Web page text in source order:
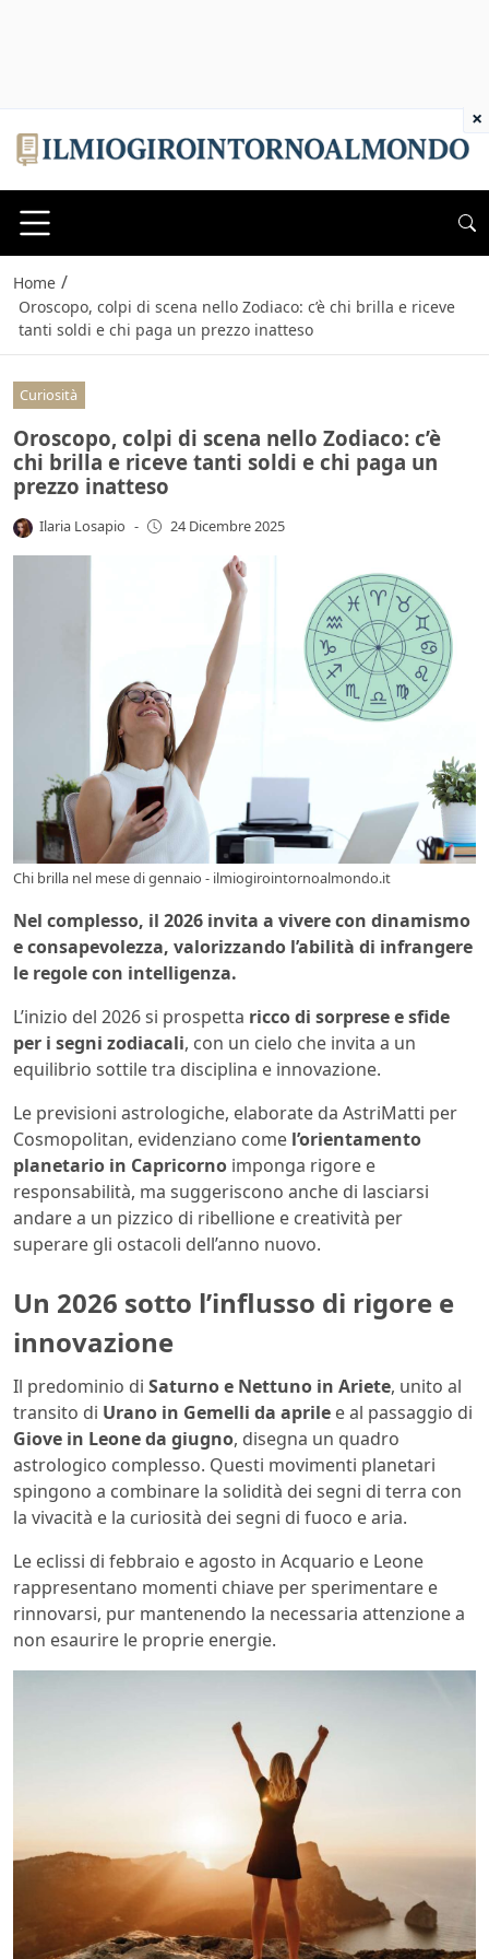
Home /
Oroscopo, colpi di scena nello Zodiaco: c’è chi brilla e riceve
tanti soldi e chi paga un prezzo inatteso
Curiosità
Oroscopo, colpi di scena nello Zodiaco: c’è
chi brilla e riceve tanti soldi e chi paga un
prezzo inatteso
Ilaria Losapio - 24 Dicembre 2025
Chi brilla nel mese di gennaio - ilmiogirointornoalmondo.it
Nel complesso, il 2026 invita a vivere con dinamismo
e consapevolezza, valorizzando l’abilità di infrangere
le regole con intelligenza.
L’inizio del 2026 si prospetta ricco di sorprese e sfide
per i segni zodiacali, con un cielo che invita a un
equilibrio sottile tra disciplina e innovazione.
Le previsioni astrologiche, elaborate da AstriMatti per
Cosmopolitan, evidenziano come l’orientamento
planetario in Capricorno imponga rigore e
responsabilità, ma suggeriscono anche di lasciarsi
andare a un pizzico di ribellione e creatività per
superare gli ostacoli dell’anno nuovo.
Un 2026 sotto l’influsso di rigore e
innovazione
Il predominio di Saturno e Nettuno in Ariete, unito al
transito di Urano in Gemelli da aprile e al passaggio di
Giove in Leone da giugno, disegna un quadro
astrologico complesso. Questi movimenti planetari
spingono a combinare la solidità dei segni di terra con
la vivacità e la curiosità dei segni di fuoco e aria.
Le eclissi di febbraio e agosto in Acquario e Leone
rappresentano momenti chiave per sperimentare e
rinnovarsi, pur mantenendo la necessaria attenzione a
non esaurire le proprie energie.
×